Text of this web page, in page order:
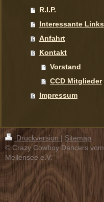
R.I.P.
Interessante Links
Anfahrt
Kontakt
Vorstand
CCD Mitglieder
Impressum
Druckversion| Sitemap
© Crazy Cowboy Dancers vom
Mellensee e.V.